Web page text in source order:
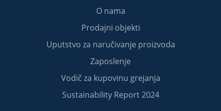
O nama
Prodajni objekti
Uputstvo za naručivanje proizvoda
Zaposlenje
Vodič za kupovinu grejanja
Sustainability Report 2024